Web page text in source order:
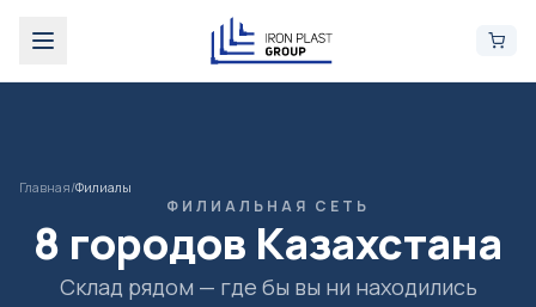
Главная/Филиалы
ФИЛИАЛЬНАЯ СЕТЬ
8 городов Казахстана
Склад рядом — где бы вы ни находились